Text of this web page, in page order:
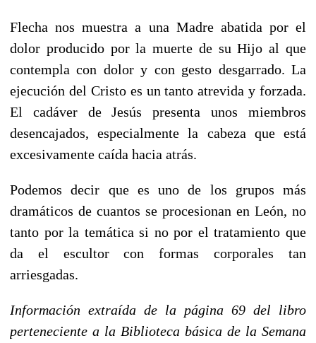
Flecha nos muestra a una Madre abatida por el
dolor producido por la muerte de su Hijo al que
contempla con dolor y con gesto desgarrado. La
ejecución del Cristo es un tanto atrevida y forzada.
El cadáver de Jesús presenta unos miembros
desencajados, especialmente la cabeza que está
excesivamente caída hacia atrás.
Podemos decir que es uno de los grupos más
dramáticos de cuantos se procesionan en León, no
tanto por la temática si no por el tratamiento que
da el escultor con formas corporales tan
arriesgadas.
Información extraída de la página 69 del libro
perteneciente a la Biblioteca básica de la Semana